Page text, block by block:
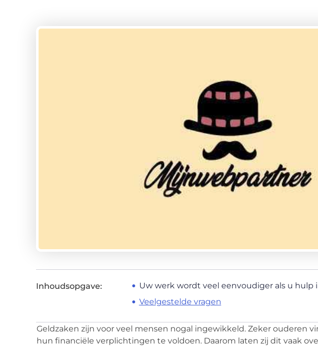
Inhoudsopgave:
Uw werk wordt veel eenvoudiger als u hulp
Veelgestelde vragen
Geldzaken zijn voor veel mensen nogal ingewikkeld. Zeker ouderen
hun financiële verplichtingen te voldoen. Daarom laten zij dit vaak